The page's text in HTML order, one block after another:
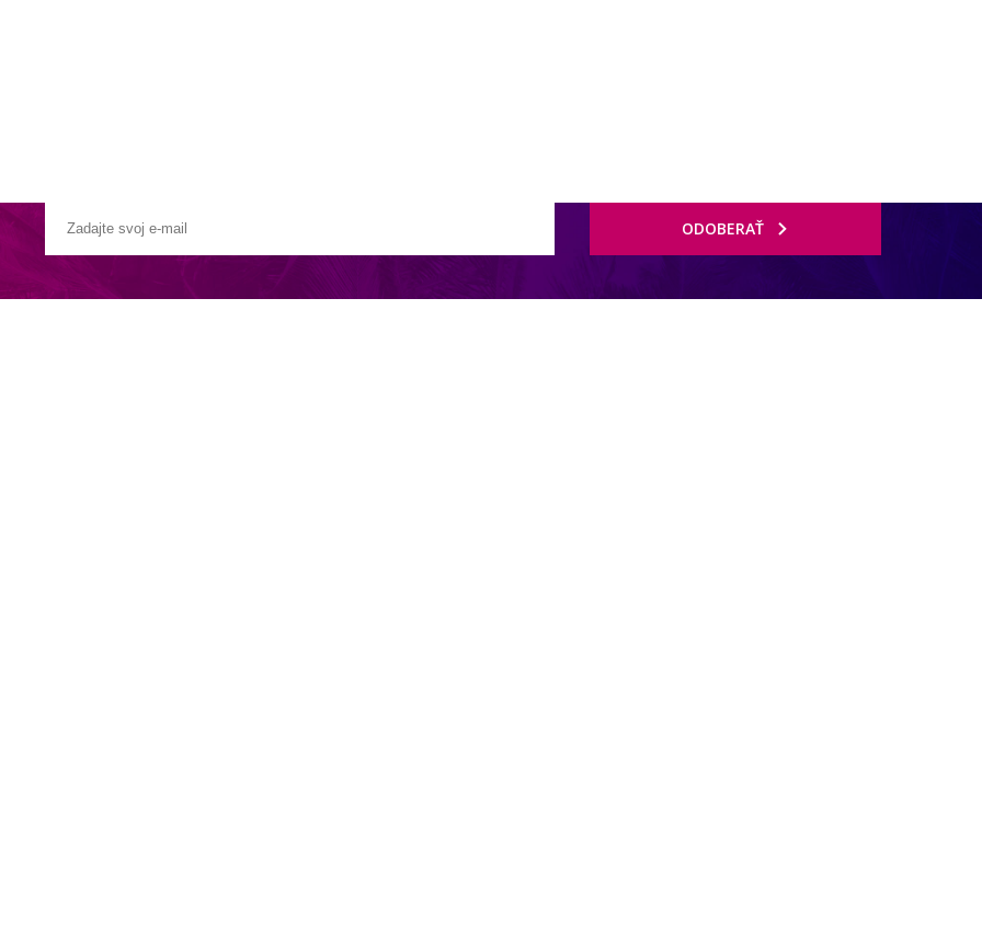
priestranné ubytovanie v plážových vilách či vilkách nad vodou v atole Raa. Prístupný hydroplánom z medzinárodného letiska v
v obklopení nádhernej prírodnej scenérie. S prvotriednymi službami, vynikajúcimi gastronomickými zážitkami a možnosťami
ktorí hľadajú únik do raja.
more, polootvorená kúpeľňa, sprcha, vaňa, vonkajšia sprcha, toaleta, fén, klimatizácia, ventilátor, minibar, trezor, TV, set na prípravu
do mora
2 TV, terasa (zariadená), balkón (zariadený), súkromný bazén
ODOBERAŤ